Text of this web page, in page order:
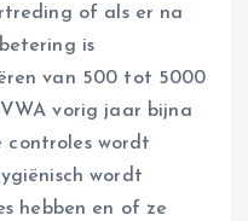
of als er na
is
van 500 tot 5000
vorig jaar bijna
controles wordt
wordt
hebben en of ze